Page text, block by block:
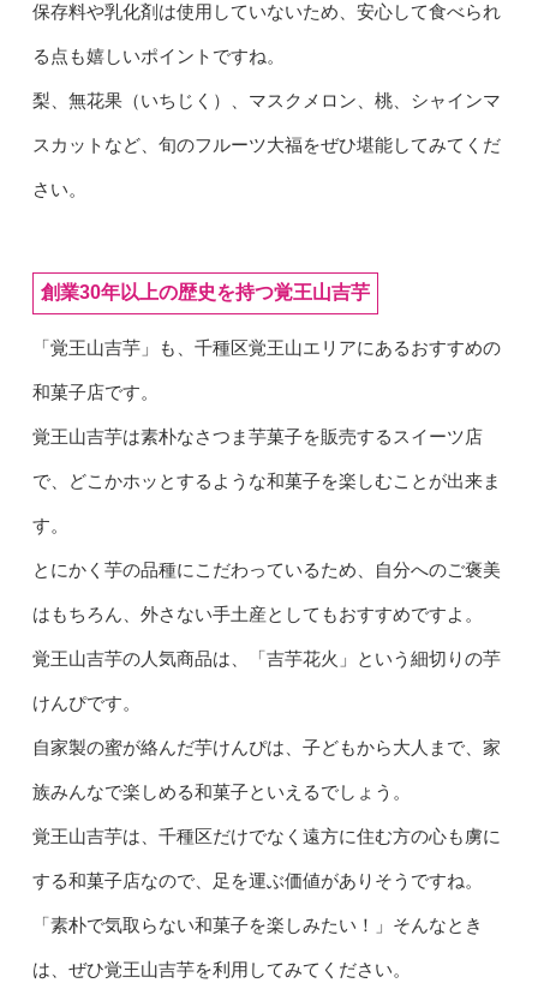
保存料や乳化剤は使用していないため、安心して食べられ
る点も嬉しいポイントですね。
梨、無花果（いちじく）、マスクメロン、桃、シャインマ
スカットなど、旬のフルーツ大福をぜひ堪能してみてくだ
さい。
創業30年以上の歴史を持つ覚王山吉芋
「覚王山吉芋」も、千種区覚王山エリアにあるおすすめの
和菓子店です。
覚王山吉芋は素朴なさつま芋菓子を販売するスイーツ店
で、どこかホッとするような和菓子を楽しむことが出来ま
す。
とにかく芋の品種にこだわっているため、自分へのご褒美
はもちろん、外さない手土産としてもおすすめですよ。
覚王山吉芋の人気商品は、「吉芋花火」という細切りの芋
けんぴです。
自家製の蜜が絡んだ芋けんぴは、子どもから大人まで、家
族みんなで楽しめる和菓子といえるでしょう。
覚王山吉芋は、千種区だけでなく遠方に住む方の心も虜に
する和菓子店なので、足を運ぶ価値がありそうですね。
「素朴で気取らない和菓子を楽しみたい！」そんなとき
は、ぜひ覚王山吉芋を利用してみてください。